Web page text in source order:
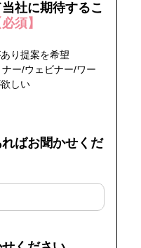
社に期待するこ
須】
り提案を希望
ー/ウェビナー/ワー
しい
ばお聞かせくだ